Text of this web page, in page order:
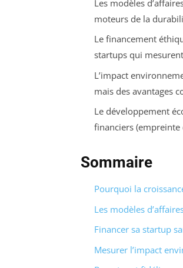
Les modèles
moteurs de la
Le financement
startups qui
L’impact
mais des avantages
Le développement
financiers
Sommaire
Pourquoi la
Les modèles
Financer sa startup
Mesurer l’impact